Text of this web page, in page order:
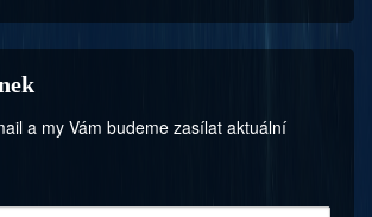
a my Vám budeme zasílat aktuální